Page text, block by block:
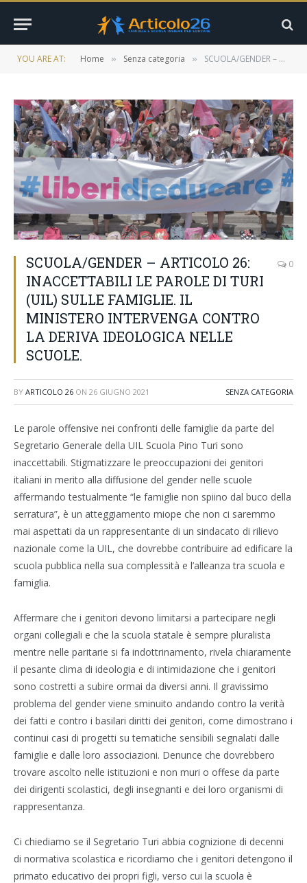
YOU ARE AT: Home » Senza categoria » SCUOLA/GENDER – ARTICOLO 26: INACCETTABILI LE PAROLE DI TURI (UIL) SULLE FAMIGLIE. IL MINISTERO INTERVENGA CONTRO LA DERIVA IDEOLOGICA NELLE SCUOLE.
SCUOLA/GENDER – ARTICOLO 26:
INACCETTABILI LE PAROLE DI TURI
(UIL) SULLE FAMIGLIE. IL
MINISTERO INTERVENGA CONTRO
LA DERIVA IDEOLOGICA NELLE
SCUOLE.
0
BY ARTICOLO 26 ON 26 GIUGNO 2021 SENZA CATEGORIA
Le parole offensive nei confronti delle famiglie da parte del
Segretario Generale della UIL Scuola Pino Turi sono
inaccettabili. Stigmatizzare le preoccupazioni dei genitori
italiani in merito alla diffusione del gender nelle scuole
affermando testualmente “le famiglie non spiino dal buco della
serratura”, è un atteggiamento miope che non ci saremmo
mai aspettati da un rappresentante di un sindacato di rilievo
nazionale come la UIL, che dovrebbe contribuire ad edificare la
scuola pubblica nella sua complessità e l’alleanza tra scuola e
famiglia.
Affermare che i genitori devono limitarsi a partecipare negli
organi collegiali e che la scuola statale è sempre pluralista
mentre nelle paritarie si fa indottrinamento, rivela chiaramente
il pesante clima di ideologia e di intimidazione che i genitori
sono costretti a subire ormai da diversi anni. Il gravissimo
problema del gender viene sminuito andando contro la verità
dei fatti e contro i basilari diritti dei genitori, come dimostrano i
continui casi di progetti su tematiche sensibili segnalati dalle
famiglie e dalle loro associazioni. Denunce che dovrebbero
trovare ascolto nelle istituzioni e non muri o offese da parte
dei dirigenti scolastici, degli insegnanti e dei loro organismi di
rappresentanza.
Ci chiediamo se il Segretario Turi abbia cognizione di decenni
di normativa scolastica e ricordiamo che i genitori detengono il
primato educativo dei propri figli, verso cui la scuola è